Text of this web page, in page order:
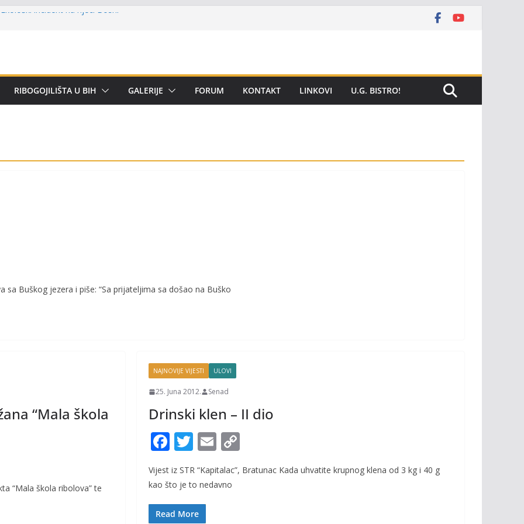
Ekološki incident na rijeci Bosni
kup ‘Rafael Grgić – Rafko’: Vogošćani
u trajno vlasništvo
Kotor Varoši: Snimak iz Vrbanje
RIBOGOJILIŠTA U BIH GALERIJE FORUM KONTAKT LINKOVI U.G. BISTRO!
sa Buškog jezera i piše: “Sa prijateljima sa došao na Buško
“Mala škola
“Mala škola ribolova” te
NAJNOVIJE VIJESTI ULOVI
25. Juna 2012. Senad
Drinski klen – II dio
F
e
b
o
T
itt
er
E
m
ai p
Vijest iz STR “Kapitalac”, Bratunac Kada uhvatite krupnog klena od 3 kg i 40 g
kao što je to nedavno
Read More